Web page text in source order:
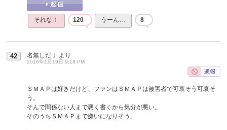
それな！ 120 うーん… 8
42 名無しだＪ より
2016年1月19日 9:18 PM
ＳＭＡＰは好きだけど、ファンはＳＭＡＰは被害者で可哀そう可哀そ
う。
そんで関係ない人まで悪く書くから気分が悪い。
そのうちＳＭＡＰまで嫌いになりそう。